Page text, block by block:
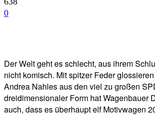
0
Der Welt geht es schlecht, aus ihrem
nicht komisch. Mit spitzer Feder
Andrea Nahles aus den viel zu großen
dreidimensionaler Form hat Wagenbauer
auch, dass es überhaupt elf Motivwagen